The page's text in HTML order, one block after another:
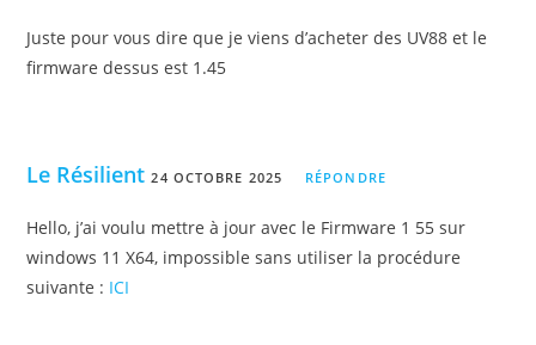
Juste pour vous dire que je viens d’acheter des UV88 et le
firmware dessus est 1.45
Le Résilient 24 OCTOBRE 2025 RÉPONDRE
Hello, j’ai voulu mettre à jour avec le Firmware 1 55 sur
windows 11 X64, impossible sans utiliser la procédure
suivante : ICI